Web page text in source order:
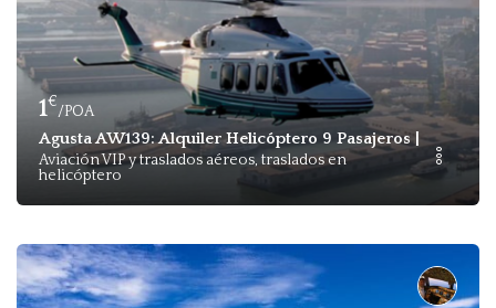
1€
/POA
Agusta AW139: Alquiler Helicóptero 9 Pasajeros |
Aviación VIP y traslados aéreos, traslados en
helicóptero